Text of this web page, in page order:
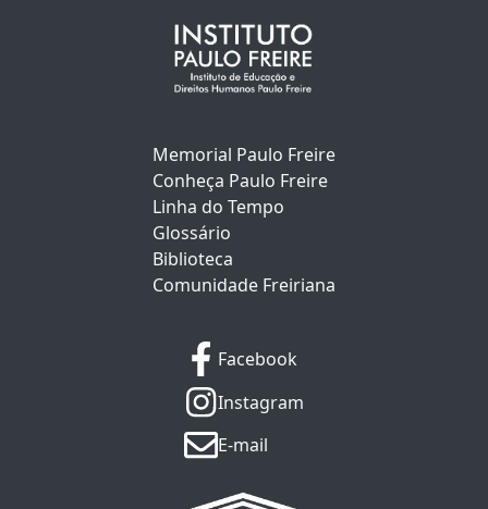
Memorial Paulo Freire
Conheça Paulo Freire
Linha do Tempo
Glossário
Biblioteca
Comunidade Freiriana
Facebook
Instagram
E-mail